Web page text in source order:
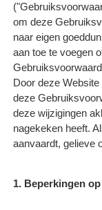
om deze
naar eigen
aan toe te voegen
Door deze
deze
deze wijzigingen
nagekeken heeft.
aanvaardt, gelieve
1. Beperkingen